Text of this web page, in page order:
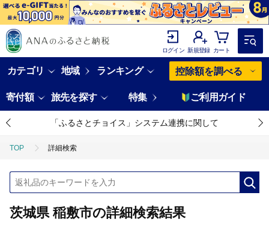
ログイン 新規登録 カート
カテゴリ 地域 ランキング 控除額を調べる
寄付額 旅先を探す 特集 ご利用ガイド
「ふるさとチョイス」システム連携に関して
TOP 詳細検索
茨城県 稲敷市の詳細検索結果